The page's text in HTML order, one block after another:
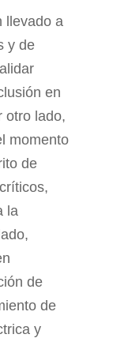
llevado a
y de
en
otro lado,
momento
de
la
de
de
y